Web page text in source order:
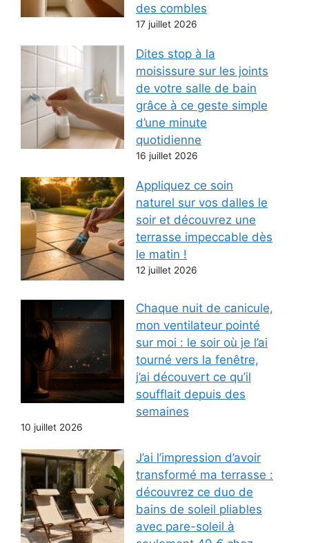
des combles
17 juillet 2026
Dites stop à la
moisissure sur les joints
de votre salle de bain
grâce à ce geste simple
d’une minute
quotidienne
16 juillet 2026
Appliquez ce soin
naturel sur vos dalles le
soir et découvrez une
terrasse impeccable dès
le matin !
12 juillet 2026
Chaque nuit de canicule,
mon ventilateur pointé
sur moi : le soir où je l’ai
tourné vers la fenêtre,
j’ai découvert ce qu’il
soufflait depuis des
semaines
10 juillet 2026
J’ai l’impression d’avoir
transformé ma terrasse :
découvrez ce duo de
bains de soleil pliables
avec pare-soleil à